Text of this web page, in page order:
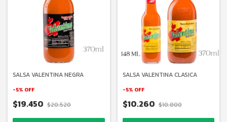
SALSA VALENTINA NEGRA
-5% OFF
$19.450 $20.520
SALSA VALENTINA CLASICA
-5% OFF
$10.260 $10.800